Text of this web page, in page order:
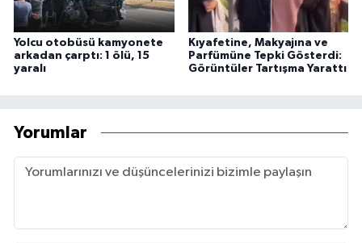
Yolcu otobüsü kamyonete
arkadan çarptı: 1 ölü, 15
yaralı
Kıyafetine, Makyajına ve
Parfümüne Tepki Gösterdi:
Görüntüler Tartışma Yarattı
Yorumlar